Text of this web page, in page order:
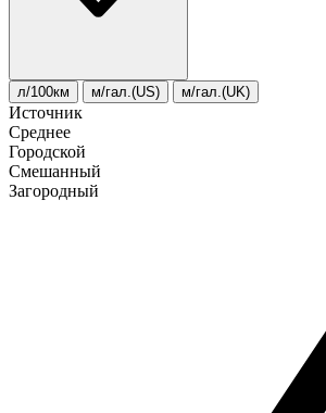
л/100км м/гал.(US) м/гал.(UK)
Источник
Среднее
Городской
Смешанный
Загородный